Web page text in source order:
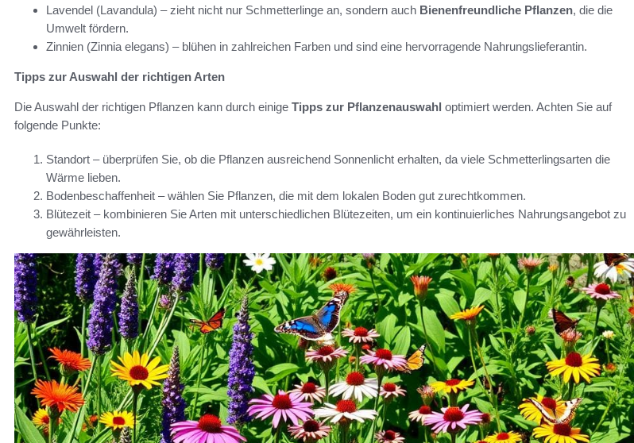
Lavendel (Lavandula) – zieht nicht nur Schmetterlinge an, sondern auch Bienenfreundliche Pflanzen, die die
Umwelt fördern.
Zinnien (Zinnia elegans) – blühen in zahlreichen Farben und sind eine hervorragende Nahrungslieferantin.
Tipps zur Auswahl der richtigen Arten
Die Auswahl der richtigen Pflanzen kann durch einige Tipps zur Pflanzenauswahl optimiert werden. Achten Sie auf
folgende Punkte:
Standort – überprüfen Sie, ob die Pflanzen ausreichend Sonnenlicht erhalten, da viele Schmetterlingsarten die
Wärme lieben.
Bodenbeschaffenheit – wählen Sie Pflanzen, die mit dem lokalen Boden gut zurechtkommen.
Blütezeit – kombinieren Sie Arten mit unterschiedlichen Blütezeiten, um ein kontinuierliches Nahrungsangebot zu
gewährleisten.